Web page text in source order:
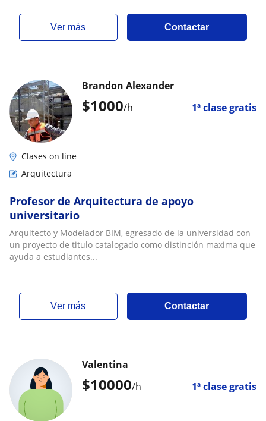
ver más Contactar
$1000/h 1ª clase gratis
Brandon Alexander
Clases on line
Arquitectura
Profesor de Arquitectura de apoyo
universitario
Arquitecto y Modelador BIM, egresado de la universidad con
un proyecto de titulo catalogado como distinción maxima que
ayuda a estudiantes...
ver más Contactar
$10000/h 1ª clase gratis
Valentina